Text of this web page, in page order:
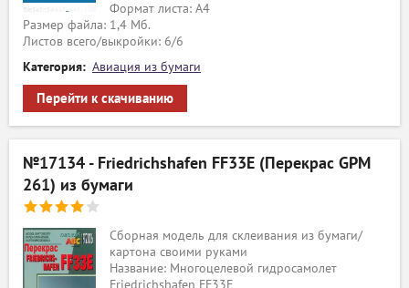
Papermodel
Japan
Формат листа: А4
Размер файла: 1,4 Мб.
Листов всего/выкройки: 6/6
Категория: Авиация из бумаги
Перейти к скачиванию
№17134 - Friedrichshafen FF33E (Перекрас GPM
261) из бумаги
Сборная модель для склеивания из бумаги/
картона своими руками
Название: Многоцелевой гидросамолет
Friedrichshafen FF33E